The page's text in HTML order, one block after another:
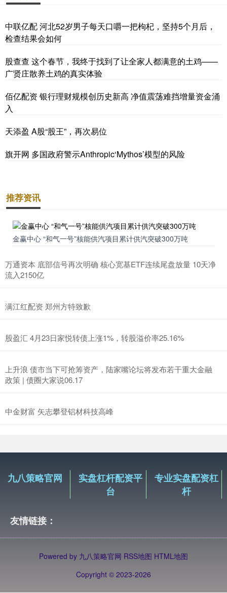
中联亿配 河北52岁男子每天口嚼一把枸杞，坚持5个月后，
检查结果会如何
股查查 这个春节，我终于找到了让全家人都满意的土鸡——
广贤庄散养土鸡的真实体验
佰亿配资 银行理财规模创历史新高 净值震荡难挡增量资金涌
入
天添盈 A股“股王”，再次易位
旗开网 多国政府警示Anthropic‘Mythos’模型的风险
推荐资讯
金赢中心 “和气一号”核能供汽项目累计供汽突破300万吨
万通资本 底部信号再次明确 核心宽基ETF连续尾盘放量 10天净
流入2150亿
满江红配资 郑州方特致歉
股盈汇 4月23日家悦转债上涨1%，转股溢价率25.16%
上升浪 债市当下可抢筹资产，陆家嘴论坛将发布若干重大金融
政策 | 债圈大家说06.17
中金财富 矢志攀登铝材科技高峰
九八策略官网
实盘杠杆配资平
台
专业实盘配资杠
杆
友情链接：
Powered by 九八策略官网 RSS地图 HTML地图
Copyright © 2023-2026